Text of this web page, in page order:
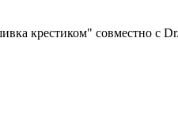
крестиком" совместно с